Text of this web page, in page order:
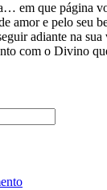
em que página
amor e pelo seu
adiante na
com o Divino